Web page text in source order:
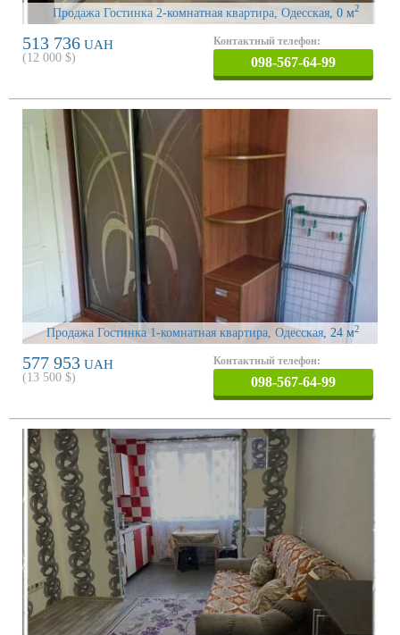
Продажа Гостинка 2-комнатная квартира, Одесская , 0 м2
513 736 UAH
(12 000 $)
Контактный телефон:
098-567-64-99
Продажа Гостинка 1-комнатная квартира, Одесская, 24 м2
577 953 UAH
(13 500 $)
Контактный телефон:
098-567-64-99